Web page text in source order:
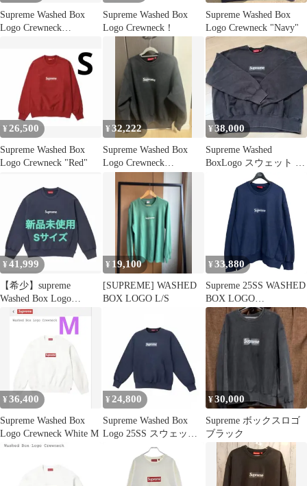
Supreme Washed Box
Logo Crewneck
Supreme Washed Box
Logo Crewneck！
Supreme Washed Box
Logo Crewneck "Navy"
¥26,500
Supreme Washed Box
Logo Crewneck "Red"
¥32,222
Supreme Washed Box
Logo Crewneck
¥38,000
Supreme Washed
BoxLogo スウェット ブ
ラック 25SS
¥41,999
【希少】supreme
Washed Box Logo
Crewneck
¥ 19,100
[SUPREME] WASHED
BOX LOGO L/S
¥ 33,880
Supreme 25SS WASHED
BOX LOGO
CREWNECK ウォッシ
ュドボックスロゴクル
ーネックスウェットシ
ャツ 8071000176554
¥36,400
Supreme Washed Box
Logo Crewneck White M
¥ 24,800
Supreme Washed Box
Logo 25SS スウェット
¥30,000
Supreme ボックスロゴ
ブラック